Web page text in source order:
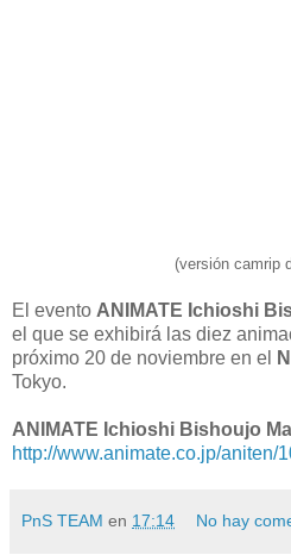
(versión camrip
El evento ANIMATE Ichioshi
el que se exhibirá las diez
próximo 20 de noviembre en el
Tokyo.
ANIMATE Ichioshi Bishoujo
http://www.animate.co.jp/aniten/
PnS TEAM en 17:14 No hay